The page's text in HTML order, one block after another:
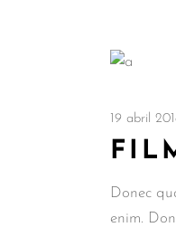
19 abril
Donec
enim.